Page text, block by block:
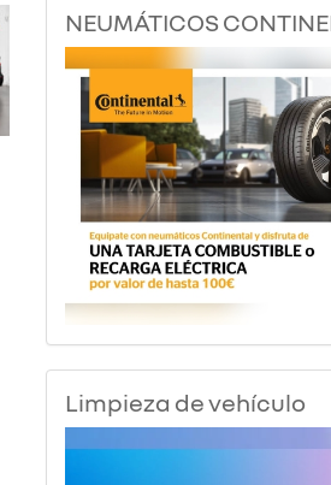
NEUMÁTICOS
Limpieza de vehículo